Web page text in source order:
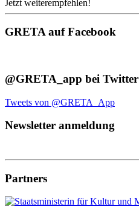
Jetzt weiterempfehlen!
GRETA auf Facebook
@GRETA_app bei Twitter
Tweets von @GRETA_App
Newsletter anmeldung
Partners